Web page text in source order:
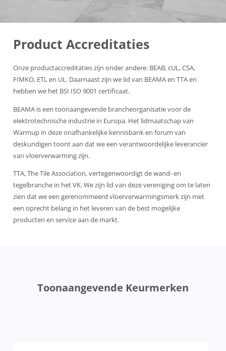
Product Accreditaties
Onze productaccreditaties zijn onder andere: BEAB, cUL, CSA,
FIMKO, ETL en UL. Daarnaast zijn we lid van BEAMA en TTA en
hebben we het BSI ISO 9001 certificaat.
BEAMA is een toonaangevende brancheorganisatie voor de
elektrotechnische industrie in Europa. Het lidmaatschap van
Warmup in deze onafhankelijke kennisbank en forum van
deskundigen toont aan dat we een verantwoordelijke leverancier
van vloerverwarming zijn.
TTA, The Tile Association, vertegenwoordigt de wand- en
tegelbranche in het VK. We zijn lid van deze vereniging om te laten
zien dat we een gerenommeerd vloerverwarmingsmerk zijn met
een oprecht belang in het leveren van de best mogelijke
producten en service aan de markt.
Toonaangevende Keurmerken